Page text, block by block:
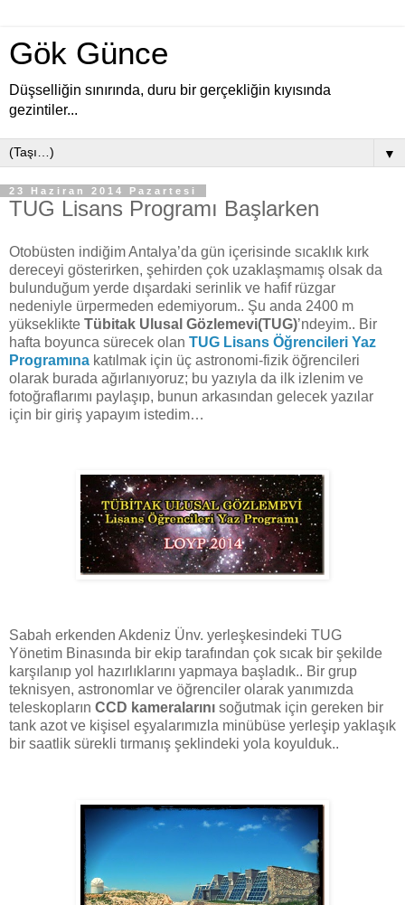
Gök Günce
Düşselliğin sınırında, duru bir gerçekliğin kıyısında
gezintiler...
▼
23 Haziran 2014 Pazartesi
TUG Lisans Programı Başlarken
Otobüsten indiğim Antalya’da gün içerisinde sıcaklık kırk
dereceyi gösterirken, şehirden çok uzaklaşmamış olsak da
bulunduğum yerde dışardaki serinlik ve hafif rüzgar
nedeniyle ürpermeden edemiyorum.. Şu anda 2400 m
yükseklikte Tübitak Ulusal Gözlemevi(TUG)’ndeyim.. Bir
hafta boyunca sürecek olan TUG Lisans Öğrencileri Yaz
Programına katılmak için üç astronomi-fizik öğrencileri
olarak burada ağırlanıyoruz; bu yazıyla da ilk izlenim ve
fotoğraflarımı paylaşıp, bunun arkasından gelecek yazılar
için bir giriş yapayım istedim…
Sabah erkenden Akdeniz Ünv. yerleşkesindeki TUG
Yönetim Binasında bir ekip tarafından çok sıcak bir şekilde
karşılanıp yol hazırlıklarını yapmaya başladık.. Bir grup
teknisyen, astronomlar ve öğrenciler olarak yanımızda
teleskopların CCD kameralarını soğutmak için gereken bir
tank azot ve kişisel eşyalarımızla minübüse yerleşip yaklaşık
bir saatlik sürekli tırmanış şeklindeki yola koyulduk..